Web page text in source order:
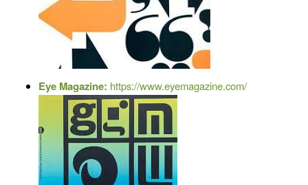
Eye Magazine: https://www.eyemagazine.com/